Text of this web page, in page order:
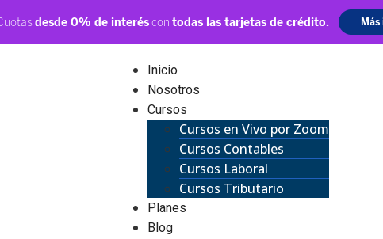
Inicio
Nosotros
Cursos
Cursos en Vivo por Zoom
Cursos Contables
Cursos Laboral
Cursos Tributario
Planes
Blog